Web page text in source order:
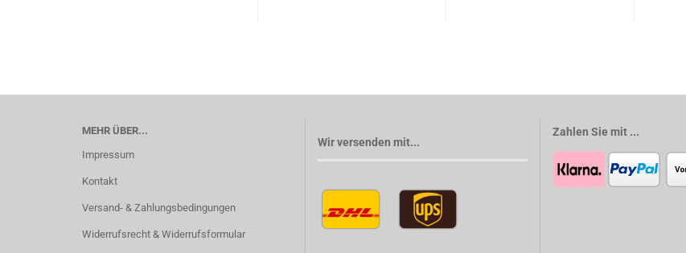
MEHR ÜBER...
Impressum
Kontakt
Versand- & Zahlungsbedingungen
Widerrufsrecht & Widerrufsformular
Wir versenden mit...
Zahlen Sie mit ...